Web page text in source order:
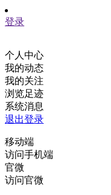
登录
个人中心
我的动态
我的关注
浏览足迹
系统消息
退出登录
移动端
访问手机端
官微
访问官微